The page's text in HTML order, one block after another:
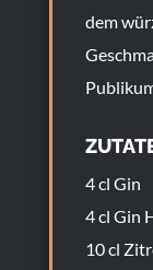
dem
4 cl Gin
4 cl Gin
10 cl